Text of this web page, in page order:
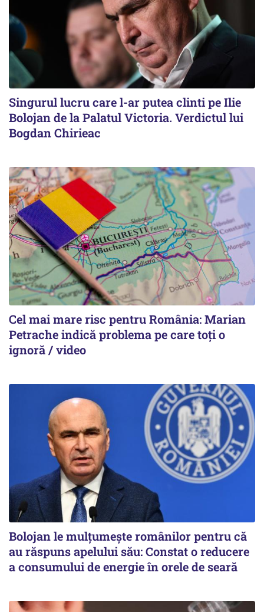
Singurul lucru care l-ar putea clinti pe Ilie
Bolojan de la Palatul Victoria. Verdictul lui
Bogdan Chirieac
Cel mai mare risc pentru România: Marian
Petrache indică problema pe care toți o
ignoră / video
Bolojan le mulțumește românilor pentru că
au răspuns apelului său: Constat o reducere
a consumului de energie în orele de seară